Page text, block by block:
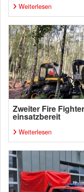
Weiterlesen
Zweiter Fire
einsatzbereit
Weiterlesen